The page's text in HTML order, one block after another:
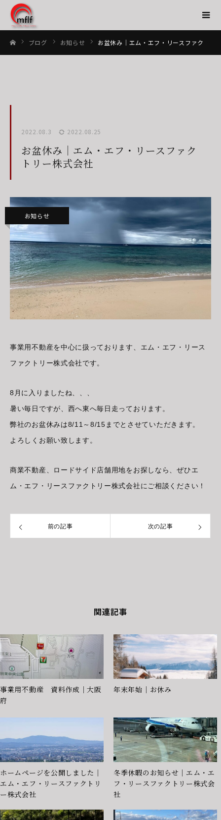
ブログ お知らせ お盆休み｜エム・エフ・リースファクトリー株式会社
2022.08.3 2022.08.25
お盆休み｜エム・エフ・リースファク
トリー株式会社
お知らせ
事業用不動産を中心に扱っております、エム・エフ・リース
ファクトリー株式会社です。
8月に入りましたね、、、
暑い毎日ですが、西へ東へ毎日走っております。
弊社のお盆休みは8/11～8/15までとさせていただきます。
よろしくお願い致します。
商業不動産、ロードサイド店舗用地をお探しなら、ぜひエ
ム・エフ・リースファクトリー株式会社にご相談ください！
前の記事 次の記事
関連記事
事業用不動産 資料作成｜大阪
府
年末年始｜お休み
ホームページを公開しました｜
エム・エフ・リースファクトリ
ー株式会社
冬季休暇のお知らせ｜エム・エ
フ・リースファクトリー株式会
社